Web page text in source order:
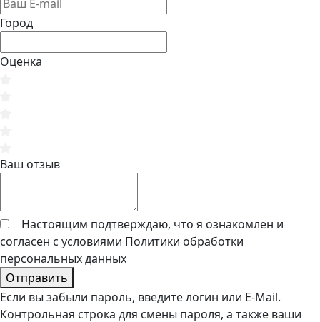
Город
Оценка
Ваш отзыв
Настоящим подтверждаю, что я ознакомлен и
согласен с условиями Политики обработки
персональных данных
Отправить
Если вы забыли пароль, введите логин или E-Mail.
Контрольная строка для смены пароля, а также ваши